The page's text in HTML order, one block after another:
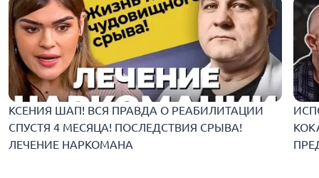
КСЕНИЯ ШАП! ВСЯ ПРАВДА О РЕАБИЛИТАЦИИ
СПУСТЯ 4 МЕСЯЦА! ПОСЛЕДСТВИЯ СРЫВА!
ЛЕЧЕНИЕ НАРКОМАНА